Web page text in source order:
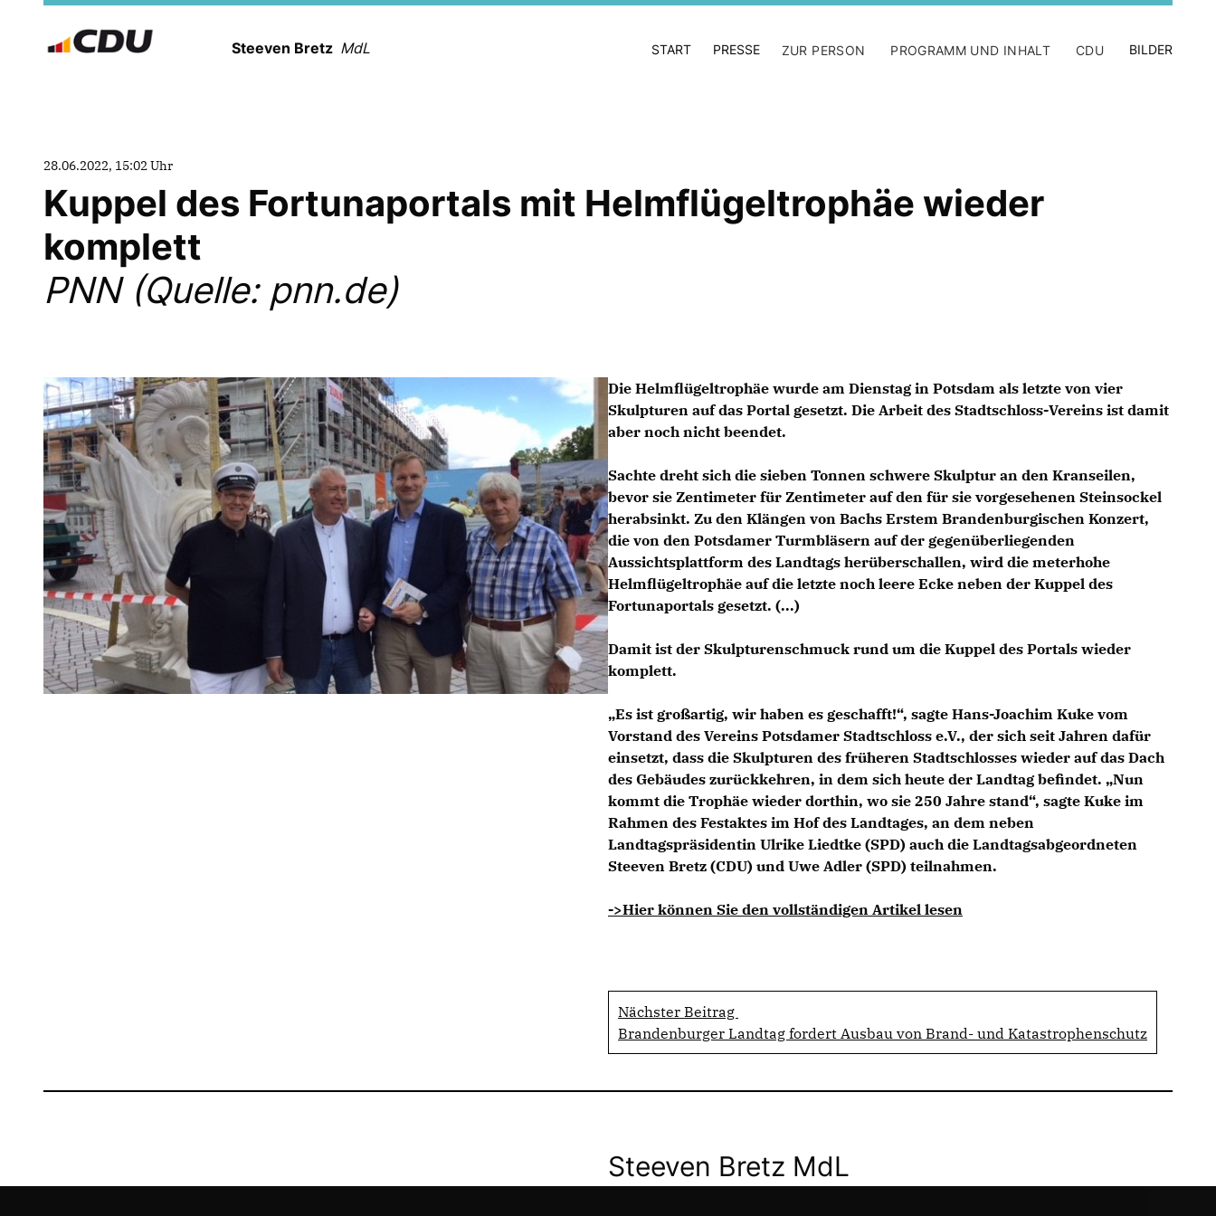
Steeven Bretz MdL START PRESSE ZUR PERSON PROGRAMM UND INHALT CDU BILDER
28.06.2022, 15:02 Uhr
Kuppel des Fortunaportals mit Helmflügeltrophäe wieder
komplett
PNN (Quelle: pnn.de)
Die Helmflügeltrophäe wurde am Dienstag in Potsdam als letzte von vier
Skulpturen auf das Portal gesetzt. Die Arbeit des Stadtschloss-Vereins ist damit
aber noch nicht beendet.
Sachte dreht sich die sieben Tonnen schwere Skulptur an den Kranseilen,
bevor sie Zentimeter für Zentimeter auf den für sie vorgesehenen Steinsockel
herabsinkt. Zu den Klängen von Bachs Erstem Brandenburgischen Konzert,
die von den Potsdamer Turmbläsern auf der gegenüberliegenden
Aussichtsplattform des Landtags herüberschallen, wird die meterhohe
Helmflügeltrophäe auf die letzte noch leere Ecke neben der Kuppel des
Fortunaportals gesetzt. (...)
Damit ist der Skulpturenschmuck rund um die Kuppel des Portals wieder
komplett.
Es ist großartig, wir haben es geschafft!“, sagte Hans-Joachim Kuke vom
Vorstand des Vereins Potsdamer Stadtschloss e.V., der sich seit Jahren dafür
einsetzt, dass die Skulpturen des früheren Stadtschlosses wieder auf das Dach
des Gebäudes zurückkehren, in dem sich heute der Landtag befindet. „Nun
kommt die Trophäe wieder dorthin, wo sie 250 Jahre stand“, sagte Kuke im
Rahmen des Festaktes im Hof des Landtages, an dem neben
Landtagspräsidentin Ulrike Liedtke (SPD) auch die Landtagsabgeordneten
Steeven Bretz (CDU) und Uwe Adler (SPD) teilnahmen.
->Hier können Sie den vollständigen Artikel lesen
Nächster Beitrag
Brandenburger Landtag fordert Ausbau von Brand- und Katastrophenschutz
Steeven Bretz MdL